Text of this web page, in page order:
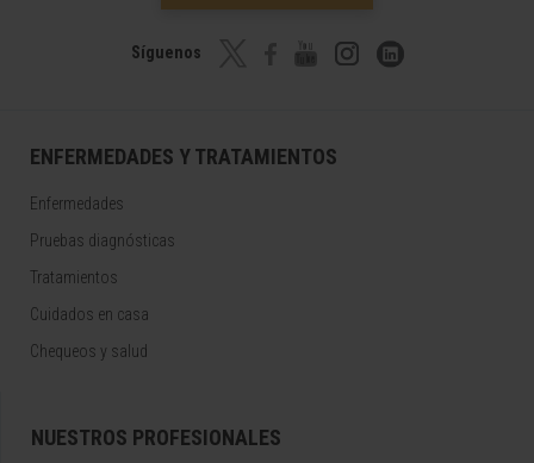
Síguenos
ENFERMEDADES Y TRATAMIENTOS
Enfermedades
Pruebas diagnósticas
Tratamientos
Cuidados en casa
Chequeos y salud
NUESTROS PROFESIONALES